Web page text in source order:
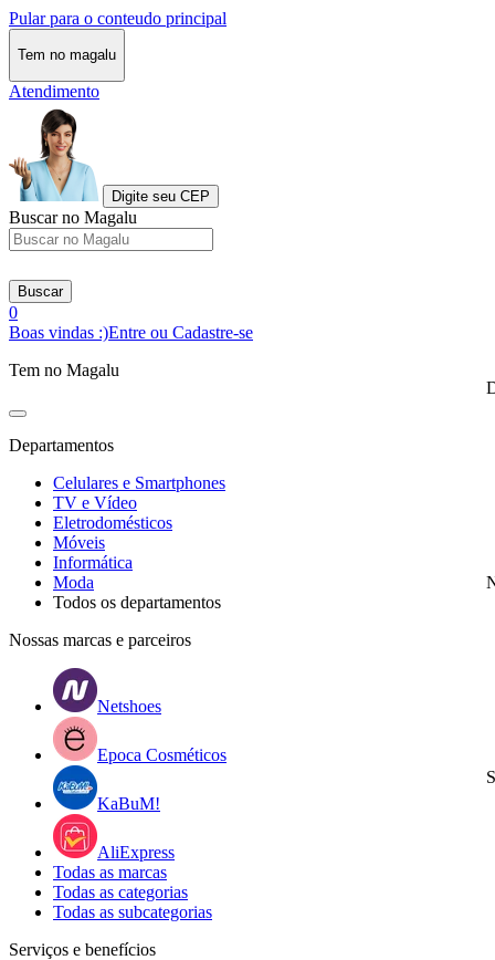
Pular para o conteudo principal
Tem no magalu
Atendimento
Digite seu CEP
Buscar no Magalu
Buscar
0
Boas vindas :)Entre ou Cadastre-se
Tem no Magalu
Departamentos
Celulares e Smartphones
TV e Vídeo
Eletrodomésticos
Móveis
Informática
Moda
Todos os departamentos
Nossas marcas e parceiros
Netshoes
Epoca Cosméticos
KaBuM!
AliExpress
Todas as marcas
Todas as categorias
Todas as subcategorias
Serviços e benefícios